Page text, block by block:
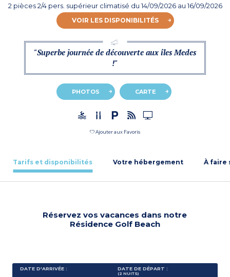
2 pièces 2/4 pers. supérieur climatisé du14/09/2026au 16/09/2026
VOIR LES DISPONIBILITÉS
"Superbe journée de découverte aux îles Medes
!"
PHOTOS CARTE
Ajouter aux Favoris
Tarifs et disponibilités Votre hébergement À faire
Réservez vos vacances dans notre
Résidence Golf Beach
DATE D'ARRIVÉE : DATE DE DÉPART :
(2 NUITS)